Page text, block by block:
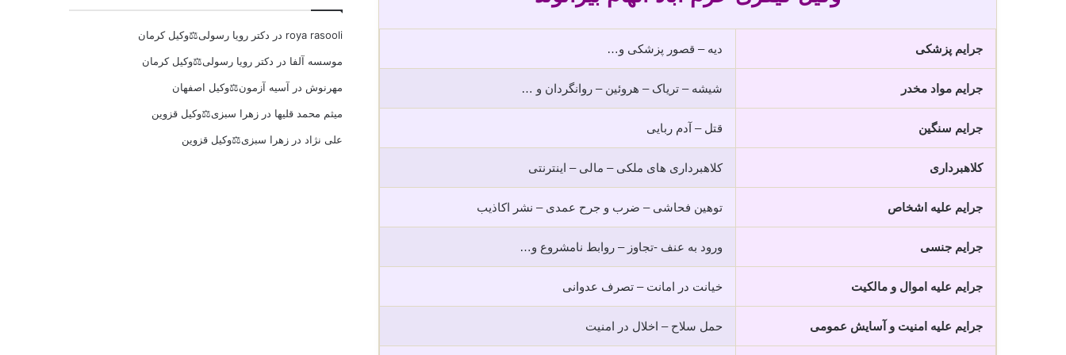
جرایم پزشکی دیه – قصور پزشکی و…
جرایم مواد مخدر شیشه – تریاک – هروئین – روانگردان و …
جرایم سنگین قتل – آدم ربایی
کلاهبرداری کلاهبرداری های ملکی – مالی – اینترنتی
جرایم علیه اشخاص توهین فحاشی – ضرب و جرح عمدی – نشر اکاذیب
جرایم جنسی ورود به عنف -تجاوز – روابط نامشروع و…
جرایم علیه اموال و مالکیت خیانت در امانت – تصرف عدوانی
جرایم علیه امنیت و آسایش عمومی حمل سلاح – اخلال در امنیت
roya rasooli در دکتر رویا رسولی⚖️وکیل کرمان
موسسه آلفا در دکتر رویا رسولی⚖️وکیل کرمان
مهرنوش در آسیه آزمون⚖️وکیل اصفهان
میثم محمد قلیها درزهرا سبزی⚖️وکیل قزوین
علی نژاد درزهرا سبزی⚖️وکیل قزوین